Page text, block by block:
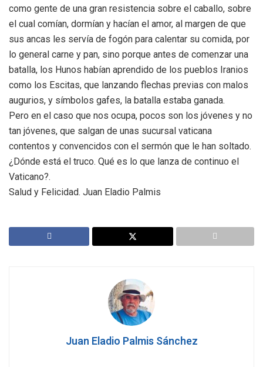
como gente de una gran resistencia sobre el caballo, sobre
el cual comían, dormían y hacían el amor, al margen de que
sus ancas les servía de fogón para calentar su comida, por
lo general carne y pan, sino porque antes de comenzar una
batalla, los Hunos habían aprendido de los pueblos Iranios
como los Escitas, que lanzando flechas previas con malos
augurios, y símbolos gafes, la batalla estaba ganada.
Pero en el caso que nos ocupa, pocos son los jóvenes y no
tan jóvenes, que salgan de unas sucursal vaticana
contentos y convencidos con el sermón que le han soltado.
¿Dónde está el truco. Qué es lo que lanza de continuo el
Vaticano?.
Salud y Felicidad. Juan Eladio Palmis
Juan Eladio Palmis Sánchez